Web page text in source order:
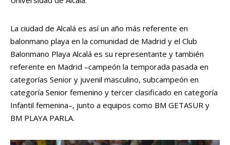
La ciudad de Alcalá es así un año más referente en
balonmano playa en la comunidad de Madrid y el Club
Balonmano Playa Alcalá es su representante y también
referente en Madrid –campeón la temporada pasada en
categorías Senior y juvenil masculino, subcampeón en
categoría Senior femenino y tercer clasificado en categoría
Infantil femenina–, junto a equipos como BM GETASUR y
BM PLAYA PARLA.